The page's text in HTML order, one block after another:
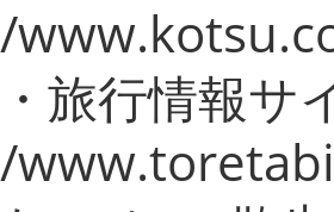
旅行情報サ